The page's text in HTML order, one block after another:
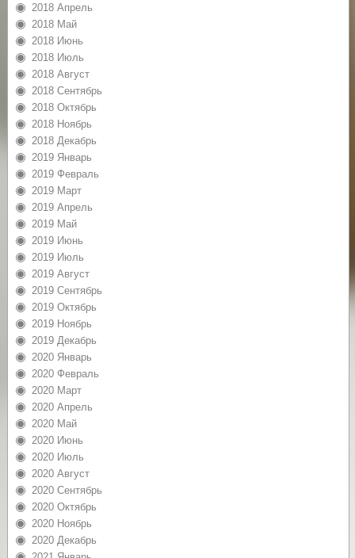
2018 Апрель
2018 Май
2018 Июнь
2018 Июль
2018 Август
2018 Сентябрь
2018 Октябрь
2018 Ноябрь
2018 Декабрь
2019 Январь
2019 Февраль
2019 Март
2019 Апрель
2019 Май
2019 Июнь
2019 Июль
2019 Август
2019 Сентябрь
2019 Октябрь
2019 Ноябрь
2019 Декабрь
2020 Январь
2020 Февраль
2020 Март
2020 Апрель
2020 Май
2020 Июнь
2020 Июль
2020 Август
2020 Сентябрь
2020 Октябрь
2020 Ноябрь
2020 Декабрь